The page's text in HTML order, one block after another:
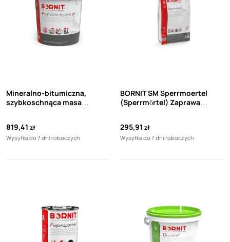
Mineralno-bitumiczna,
szybkoschnąca masa
819,41 zł
Wysyłka do 7 dni roboczych
BORNIT SM Sperrmoertel
(Sperrmörtel) Zaprawa
295,91 zł
Wysyłka do 7 dni roboczych